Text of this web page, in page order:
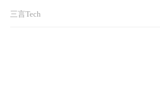
三言Tech